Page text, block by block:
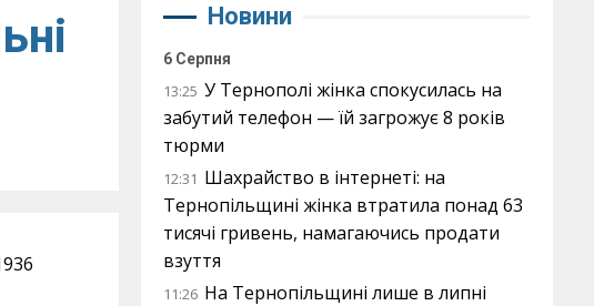
Новини
6 Серпня
13:25 У Тернополі жінка спокусилась на
забутий телефон — їй загрожує 8 років
тюрми
12:31 Шахрайство в інтернеті: на
Тернопільщині жінка втратила понад 63
тисячі гривень, намагаючись продати
взуття
11:26 На Тернопільщині лише в липні